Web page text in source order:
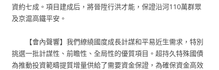
資約七成。項目建成后，將晉陞行洪才能，保證沿河110萬群眾
及京滬高鐵平安。
【會內聲響】我們繚繞國度成長計謀和平易近生需求，特別
挑選一批計謀性、前瞻性、全局性的優質項目。超持久特殊國債
為推動投資範疇提質增量供給了需要資金保證，為確保資金高效